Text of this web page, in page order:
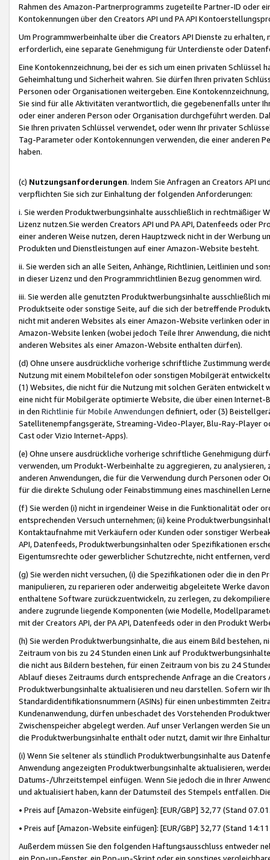
Rahmen des Amazon-Partnerprogramms zugeteilte Partner-ID oder
Kontokennungen über den Creators API und PA API
Um Programmwerbeinhalte über die Creators API Dienste zu
erforderlich, eine separate Genehmigung für Unterdienste oder
Eine Kontokennzeichnung, bei der es sich um einen privaten
Geheimhaltung und Sicherheit wahren. Sie dürfen Ihren privaten
Personen oder Organisationen weitergeben. Eine
Sie sind für alle Aktivitäten verantwortlich, die gegebenenfalls unter
oder einer anderen Person oder Organisation durchgeführt werden.
Sie Ihren privaten Schlüssel verwendet, oder wenn Ihr privater
Tag-Parameter oder Kontokennungen verwenden, die einer anderen
haben.
(c) Nutzungsanforderungen. Indem Sie Anfragen an Creators API
verpflichten Sie sich zur Einhaltung der folgenden Anforderungen:
i. Sie werden Produktwerbungsinhalte ausschließlich in rechtmäßiger
Lizenz nutzen.Sie werden Creators API und PA API, Datenfeeds oder
einer anderen Weise nutzen, deren Hauptzweck nicht in der Werbung
Produkten und Dienstleistungen auf einer Amazon-Website besteht.
ii. Sie werden sich an alle Seiten, Anhänge, Richtlinien, Leitlinien und
in dieser Lizenz und den Programmrichtlinien Bezug genommen wird.
iii. Sie werden alle genutzten Produktwerbungsinhalte ausschließlich
Produktseite oder sonstige Seite, auf die sich der betreffende
nicht mit anderen Websites als einer Amazon-Website verlinken oder
Amazon-Website lenken (wobei jedoch Teile Ihrer Anwendung, die
anderen Websites als einer Amazon-Website enthalten dürfen).
(d) Ohne unsere ausdrückliche vorherige schriftliche Zustimmung
Nutzung mit einem Mobiltelefon oder sonstigen Mobilgerät
(1) Websites, die nicht für die Nutzung mit solchen Geräten
eine nicht für Mobilgeräte optimierte Website, die über einen
in den Richtlinie für Mobile Anwendungen definiert, oder (3)
Satellitenempfangsgeräte, Streaming-Video-Player, Blu-Ray-Player
Cast oder Vizio Internet-Apps).
(e) Ohne unsere ausdrückliche vorherige schriftliche Genehmigung
verwenden, um Produkt-Werbeinhalte zu aggregieren, zu
anderen Anwendungen, die für die Verwendung durch Personen
für die direkte Schulung oder Feinabstimmung eines maschinellen
(f) Sie werden (i) nicht in irgendeiner Weise in die Funktionalität oder
entsprechenden Versuch unternehmen; (ii) keine
Kontaktaufnahme mit Verkäufern oder Kunden oder sonstiger
API, Datenfeeds, Produktwerbungsinhalten oder Spezifikationen
Eigentumsrechte oder gewerblicher Schutzrechte, nicht entfernen,
(g) Sie werden nicht versuchen, (i) die Spezifikationen oder die in
manipulieren, zu reparieren oder anderweitig abgeleitete Werke
enthaltene Software zurückzuentwickeln, zu zerlegen, zu
andere zugrunde liegende Komponenten (wie Modelle,
mit der Creators API, der PA API, Datenfeeds oder in den Produkt
(h) Sie werden Produktwerbungsinhalte, die aus einem Bild bestehen,
Zeitraum von bis zu 24 Stunden einen Link auf
die nicht aus Bildern bestehen, für einen Zeitraum von bis zu 24
Ablauf dieses Zeitraums durch entsprechende Anfrage an die
Produktwerbungsinhalte aktualisieren und neu darstellen. Sofern wir
Standardidentifikationsnummern (ASINs) für einen unbestimmten
Kundenanwendung, dürfen unbeschadet des Vorstehenden
Zwischenspeicher abgelegt werden. Auf unser Verlangen werden Sie
die Produktwerbungsinhalte enthält oder nutzt, damit wir Ihre
(i) Wenn Sie seltener als stündlich Produktwerbungsinhalte aus
Anwendung angezeigten Produktwerbungsinhalte aktualisieren,
Datums-/Uhrzeitstempel einfügen. Wenn Sie jedoch die in Ihrer
und aktualisiert haben, kann der Datumsteil des Stempels entfallen.
• Preis auf [Amazon-Website einfügen]: [EUR/GBP] 32,77 (Stand
• Preis auf [Amazon-Website einfügen]: [EUR/GBP] 32,77 (Stand
Außerdem müssen Sie den folgenden Haftungsausschluss entweder
ein Pop-up-Fenster, ein Pop-up-Skript oder ein sonstiges